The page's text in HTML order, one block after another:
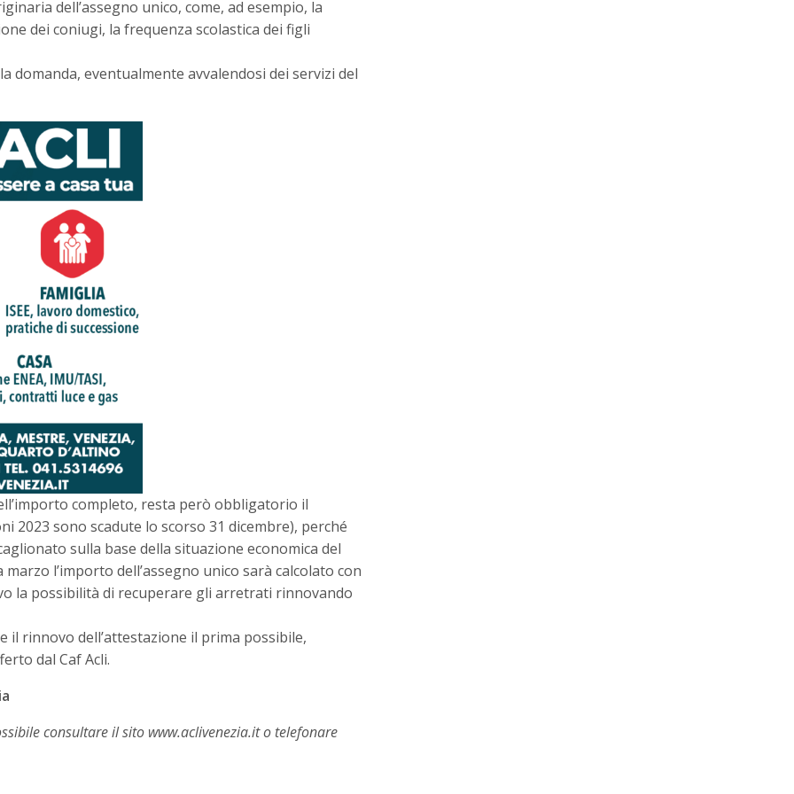
dell’assegno unico, come, ad esempio, la
dei coniugi, la frequenza scolastica dei figli
domanda, eventualmente avvalendosi dei servizi del
completo, resta però obbligatorio il
2023 sono scadute lo scorso 31 dicembre), perché
sulla base della situazione economica del
marzo l’importo dell’assegno unico sarà calcolato con
la possibilità di recuperare gli arretrati rinnovando
il rinnovo dell’attestazione il prima possibile,
dal Caf Acli.
consultare il sito www.aclivenezia.it o telefonare